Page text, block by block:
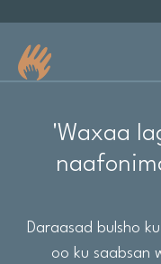
Ku saabsan Autism
Sheekooyinka iyo
'Waxaa
Daraasad bulsho
oo ku saabsan